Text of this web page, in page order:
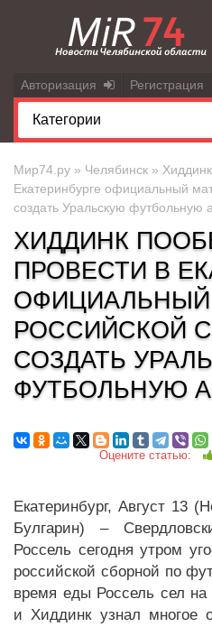
Авторизация Регистрация
Мир74.ру » Челябинск »
Екатеринбурге официальный
создать Уральскую футбольную
ХИДДИНК
ПРОВЕСТИ В
ОФИЦИАЛЬНЫЙ
РОССИЙСКОЙ
СОЗДАТЬ
ФУТБОЛЬНУЮ
Оцените статью:
Екатеринбург, Август 13
Булгарин) –
Россель сегодня утром
российской сборной по
время еды Россель сел на
и Хиддинк узнал многое